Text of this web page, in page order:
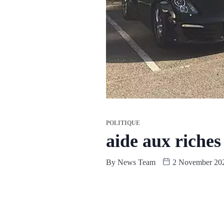
POLITIQUE
aide aux riches
By News Team 2 November